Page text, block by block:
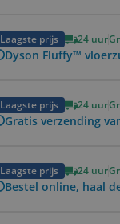
Laagste prijs 24 uur
Dyson Fluffy™
Laagste prijs 24 uur
Gratis verzending
Laagste prijs 24 uur
Bestel online, haal